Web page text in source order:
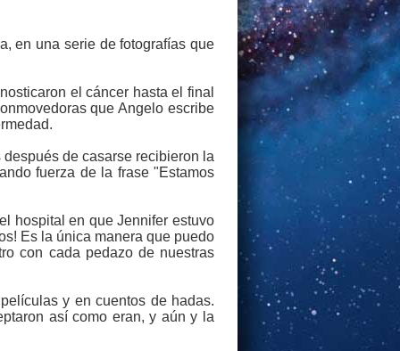
en una serie de fotografías que
el cáncer hasta el final
que Angelo escribe
de casarse recibieron la
fuerza de la frase "Estamos
hospital en que Jennifer estuvo
Es la única manera que puedo
con cada pedazo de nuestras
y en cuentos de hadas.
así como eran, y aún y la